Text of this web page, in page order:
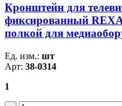
Кронштейн для
фиксированный
полкой для
Ед. изм.: шт
Арт: 38-0314
1